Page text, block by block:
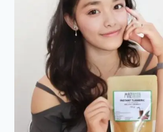
ORGANIK
DENGAN
FLAVANOL
80%
UNTUK
TERAPI
PENGOBATAN